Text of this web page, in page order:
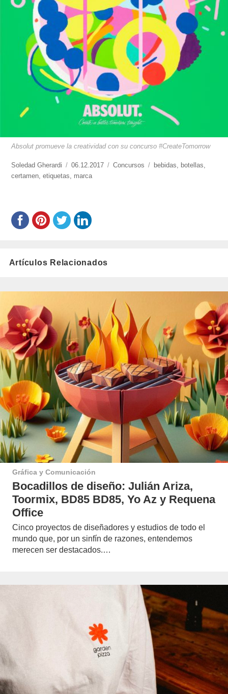
Absolut promueve la creatividad con su concurso #CreateTomorrow
https://www.experimenta.es/author/soledad-
gherardi/
Soledad Gherardi
Publicado
el
06.12.2017 Categorías
Concursos Etiquetas
bebidas botellas
certamen ,etiquetas marca
Artículos Relacionados
Gráfica y Comunicación
Bocadillos de diseño: Julián Ariza,
Toormix, BD85 BD85, Yo Az y Requena
Office
Cinco proyectos de diseñadores y estudios de todo el
mundo que, por un sinfín de razones, entendemos
merecen ser destacados.…